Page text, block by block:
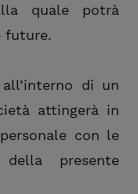
quale potrà
future.
di un
attingerà in
con le
della presente